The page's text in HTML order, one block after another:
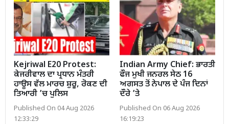
Kejriwal E20 Protest:
ਕੇਜਰੀਵਾਲ ਦਾ ਪ੍ਰਧਾਨ ਮੰਤਰੀ
ਹਾਊਸ ਵੱਲ ਮਾਰਚ ਸ਼ੁਰੂ, ਰੋਕਣ ਦੀ
ਤਿਆਰੀ ’ਚ ਪੁਲਿਸ
Published On 04 Aug 2026
12:33:29
Indian Army Chief: ਭਾਰਤੀ
ਫੌਜ ਮੁਖੀ ਜਨਰਲ ਸੇਠ 16
ਅਗਸਤ ਤੋਂ ਨੇਪਾਲ ਦੇ ਪੰਜ ਦਿਨਾਂ
ਦੌਰੇ ’ਤੇ
Published On 06 Aug 2026
16:19:23